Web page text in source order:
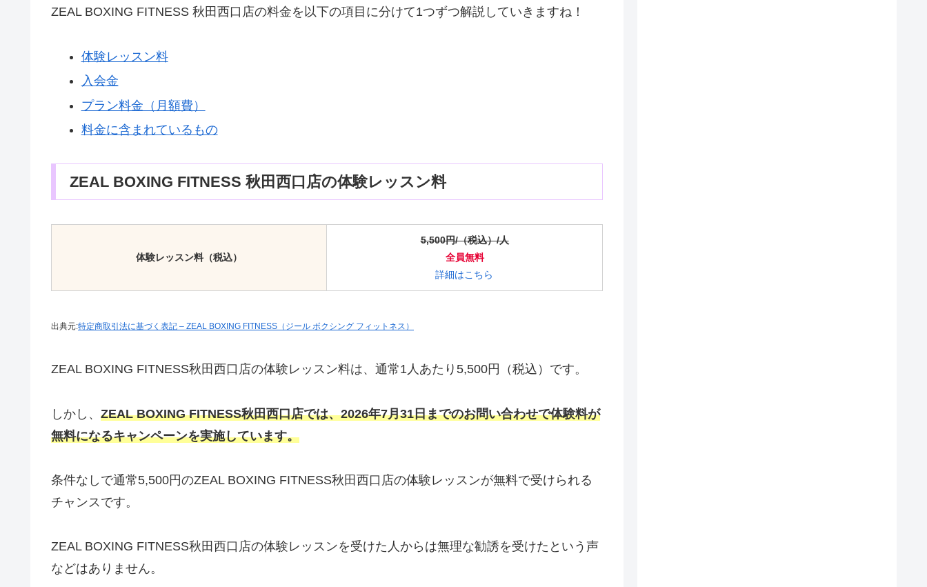
ZEAL BOXING FITNESS 秋田西口店の料金を以下の項目に分けて1つずつ解説していきますね！
体験レッスン料
入会金
プラン料金（月額費）
料金に含まれているもの
ZEAL BOXING FITNESS 秋田西口店の体験レッスン料
体験レッスン料（税込）
5,500円/（税込）/人
全員無料
詳細はこちら
出典元:特定商取引法に基づく表記 – ZEAL BOXING FITNESS（ジール ボクシング フィットネス）
ZEAL BOXING FITNESS秋田西口店の体験レッスン料は、通常1人あたり5,500円（税込）です。
しかし、 ZEAL BOXING FITNESS秋田西口店では、2026年7月31日までのお問い合わせで体験料が
無料になるキャンペーンを実施しています。
条件なしで通常5,500円のZEAL BOXING FITNESS秋田西口店の体験レッスンが無料で受けられる
チャンスです。
ZEAL BOXING FITNESS秋田西口店の体験レッスンを受けた人からは無理な勧誘を受けたという声
などはありません。